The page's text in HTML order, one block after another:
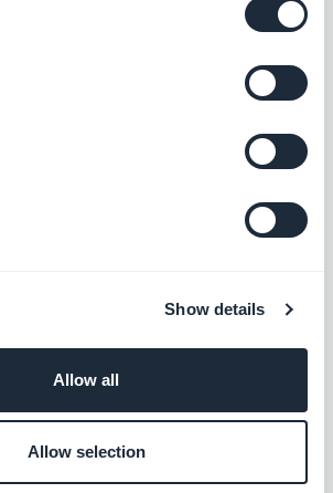
Show details
Allow all
Allow selection
uusi maksuratkaisu Alankomaiden
-maksuvaihtoehdolla
uusi maksuratkaisu Puolan
valtaamiseksi.